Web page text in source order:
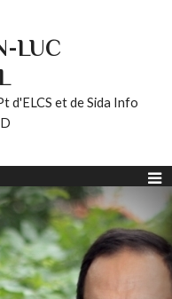
LUC
d'ELCS et de Sida Info